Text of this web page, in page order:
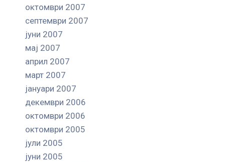
октомври 2007
септември 2007
јуни 2007
мај 2007
април 2007
март 2007
јануари 2007
декември 2006
октомври 2006
октомври 2005
јули 2005
јуни 2005